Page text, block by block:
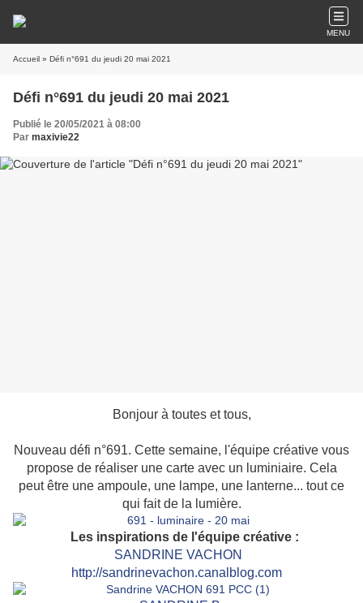
MENU
Accueil » Défi n°691 du jeudi 20 mai 2021
Défi n°691 du jeudi 20 mai 2021
Publié le 20/05/2021 à 08:00
Par maxivie22
Bonjour à toutes et tous,
Nouveau défi n°691. Cette semaine, l'équipe créative vous
propose de réaliser une carte avec un luminiaire. Cela
peut être une ampoule, une lampe, une lanterne... tout ce
qui fait de la lumière.
Les inspirations de l'équipe créative :
SANDRINE VACHON
http://sandrinevachon.canalblog.com